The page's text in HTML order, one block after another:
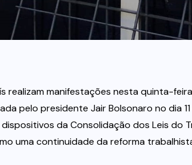
realizam manifestações nesta quinta-
pelo presidente Jair Bolsonaro no dia
da Consolidação dos Leis do
uma continuidade da reforma